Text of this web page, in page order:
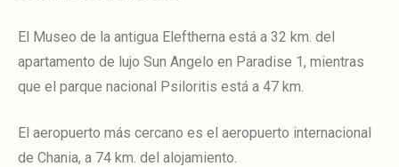
El Museo de la antigua Eleftherna está a 32 km. del
apartamento de lujo Sun Angelo en Paradise 1, mientras
que el parque nacional Psiloritis está a 47 km.
El aeropuerto más cercano es el aeropuerto internacional
de Chania, a 74 km. del alojamiento.